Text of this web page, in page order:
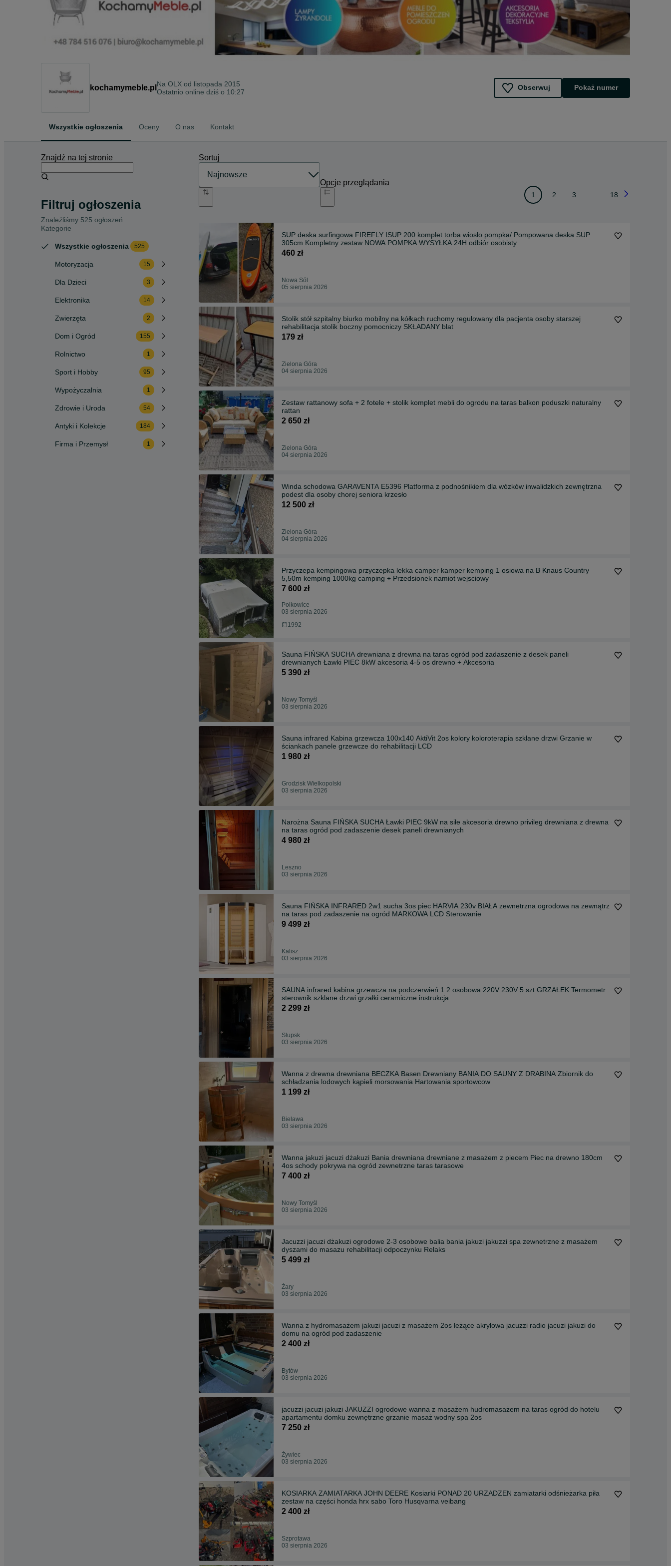
kochamymeble.pl Na OLX od listopada 2015
Ostatnio online dziś o 10:27
Obserwuj Pokaż numer
Wszystkie ogłoszenia Oceny O nas Kontakt
Znajdź na tej stronie
Filtruj ogłoszenia
Znaleźliśmy 525 ogłoszeń
Kategorie
Wszystkie ogłoszenia 525
Motoryzacja 15
Dla Dzieci 3
Elektronika 14
Zwierzęta 2
Dom i Ogród 155
Rolnictwo 1
Sport i Hobby 95
Wypożyczalnia 1
Zdrowie i Uroda 54
Antyki i Kolekcje 184
Firma i Przemysł 1
Sortuj
Opcje przeglądania
1 2 3 18
SUP deska surfingowa FIREFLY ISUP 200 komplet torba wiosło pompka/ Pompowana deska SUP
305cm Kompletny zestaw NOWA POMPKA WYSYŁKA 24H odbiór osobisty
460 zł
Nowa Sól
05 sierpnia 2026
Stolik stół szpitalny biurko mobilny na kółkach ruchomy regulowany dla pacjenta osoby starszej
rehabilitacja stolik boczny pomocniczy SKŁADANY blat
179 zł
Zielona Góra
04 sierpnia 2026
Zestaw rattanowy sofa + 2 fotele + stolik komplet mebli do ogrodu na taras balkon poduszki naturalny
rattan
2 650 zł
Zielona Góra
04 sierpnia 2026
Winda schodowa GARAVENTA E5396 Platforma z podnośnikiem dla wózków inwalidzkich zewnętrzna
podest dla osoby chorej seniora krzesło
12 500 zł
Zielona Góra
04 sierpnia 2026
Przyczepa kempingowa przyczepka lekka camper kamper kemping 1 osiowa na B Knaus Country
5,50m kemping 1000kg camping + Przedsionek namiot wejsciowy
7 600 zł
Polkowice
03 sierpnia 2026
1992
Sauna FIŃSKA SUCHA drewniana z drewna na taras ogród pod zadaszenie z desek paneli
drewnianych Ławki PIEC 8kW akcesoria 4-5 os drewno + Akcesoria
5 390 zł
Nowy Tomyśl
03 sierpnia 2026
Sauna infrared Kabina grzewcza 100x140 AktiVit 2os kolory koloroterapia szklane drzwi Grzanie w
ściankach panele grzewcze do rehabilitacji LCD
1 980 zł
Grodzisk Wielkopolski
03 sierpnia 2026
Narożna Sauna FIŃSKA SUCHA Ławki PIEC 9kW na siłe akcesoria drewno privileg drewniana z drewna
na taras ogród pod zadaszenie desek paneli drewnianych
4 980 zł
Leszno
03 sierpnia 2026
Sauna FIŃSKA INFRARED 2w1 sucha 3os piec HARVIA 230v BIAŁA zewnetrzna ogrodowa na zewnątrz
na taras pod zadaszenie na ogród MARKOWA LCD Sterowanie
9 499 zł
Kalisz
03 sierpnia 2026
SAUNA infrared kabina grzewcza na podczerwień 1 2 osobowa 220V 230V 5 szt GRZAŁEK Termometr
sterownik szklane drzwi grzałki ceramiczne instrukcja
2 299 zł
Słupsk
03 sierpnia 2026
Wanna z drewna drewniana BECZKA Basen Drewniany BANIA DO SAUNY Z DRABINA Zbiornik do
schładzania lodowych kąpieli morsowania Hartowania sportowcow
1 199 zł
Bielawa
03 sierpnia 2026
Wanna jakuzi jacuzi dżakuzi Bania drewniana drewniane z masażem z piecem Piec na drewno 180cm
4os schody pokrywa na ogród zewnetrzne taras tarasowe
7 400 zł
Nowy Tomyśl
03 sierpnia 2026
Jacuzzi jacuzi dżakuzi ogrodowe 2-3 osobowe balia bania jakuzi jakuzzi spa zewnetrzne z masażem
dyszami do masazu rehabilitacji odpoczynku Relaks
5 499 zł
Żary
03 sierpnia 2026
Wanna z hydromasażem jakuzi jacuzi z masażem 2os leżące akrylowa jacuzzi radio jacuzi jakuzi do
domu na ogród pod zadaszenie
2 400 zł
Bytów
03 sierpnia 2026
jacuzzi jacuzi jakuzi JAKUZZI ogrodowe wanna z masażem hudromasażem na taras ogród do hotelu
apartamentu domku zewnętrzne grzanie masaż wodny spa 2os
7 250 zł
Żywiec
03 sierpnia 2026
KOSIARKA ZAMIATARKA JOHN DEERE Kosiarki PONAD 20 URZADZEN zamiatarki odśnieżarka piła
zestaw na części honda hrx sabo Toro Husqvarna veibang
2 400 zł
Szprotawa
03 sierpnia 2026